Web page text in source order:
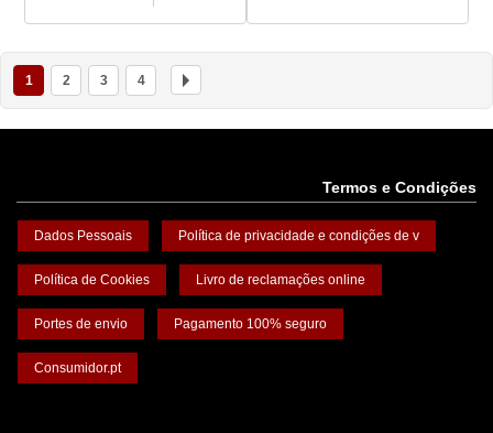
1 2 3 4
Termos e Condições
Dados Pessoais Política de privacidade e condições de v
Política de Cookies Livro de reclamações online
Portes de envio Pagamento 100% seguro
Consumidor.pt